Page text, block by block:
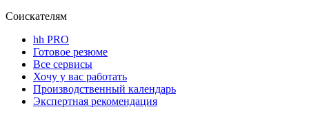
Соискателям
hh PRO
Готовое резюме
Все сервисы
Хочу у вас работать
Производственный календарь
Экспертная рекомендация